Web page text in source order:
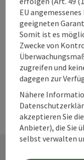
du
360°
EU
geeigneten
Somit ist es
Zwecke von
zugreifen und
dagegen zur
Nähere
akzeptieren Sie
Anbieter), die Sie
selbst verwalten